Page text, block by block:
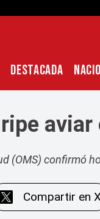
DESTACADA
aviar
(OMS) confirmó
Compartir en